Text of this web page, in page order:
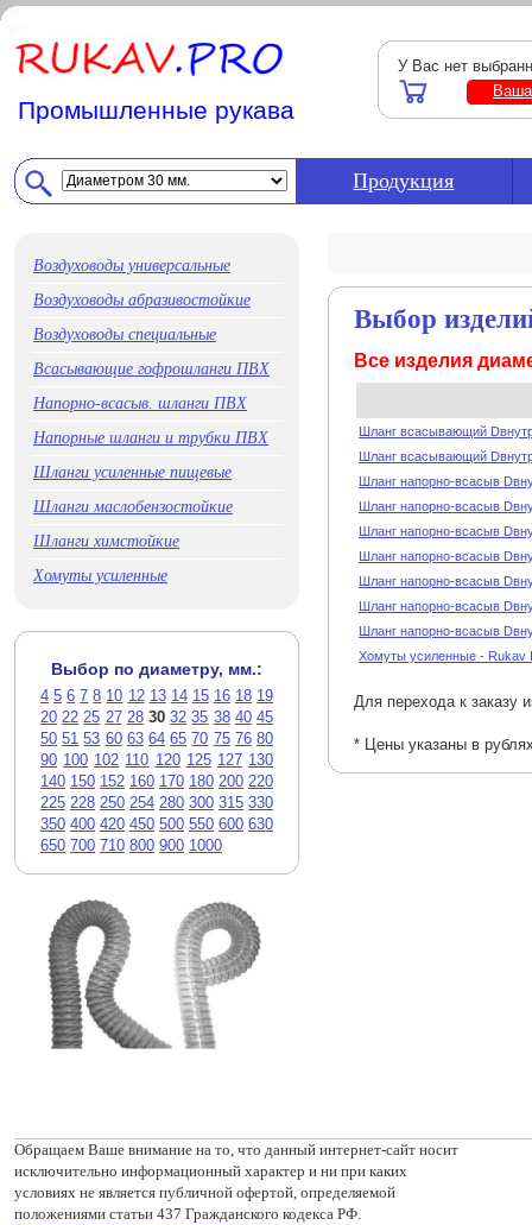
Промышленные рукава
У Вас нет
Продукция
Воздуховоды универсальные
Воздуховоды абразивостойкие
Воздуховоды специальные
Всасывающие гофрошланги ПВХ
Напорно-всасыв. шланги ПВХ
Напорные шланги и трубки ПВХ
Шланги усиленные пищевые
Шланги маслобензостойкие
Шланги химстойкие
Хомуты усиленные
Выбор по диаметру, мм.:
4 5 6 7 8 10 12 13 14 15 16 18 19
20 22 25 27 28 30 32 35 38 40 45
50 51 53 60 63 64 65 70 75 76 80
90 100 102 110 120 125 127 130
140 150 152 160 170 180 200 220
225 228 250 254 280 300 315 330
350 400 420 450 500 550 600 630
650 700 710 800 900 1000
Выбор
Все изделия
Шланг всасывающий
Шланг всасывающий
Шланг напорно-всасыв
Шланг напорно-всасыв
Шланг напорно-всасыв
Шланг напорно-всасыв
Шланг напорно-всасыв
Шланг напорно-всасыв
Шланг напорно-всасыв
Хомуты усиленные - Rukav
Для перехода к заказу
* Цены указаны в
Обращаем Ваше внимание на то, что данный интернет-сайт носит
исключительно информационный характер и ни при каких
условиях не является публичной офертой, определяемой
положениями статьи 437 Гражданского кодекса РФ.